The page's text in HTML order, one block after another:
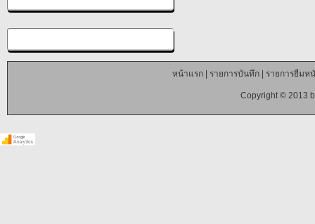
หน้าแรก| รายการบันทึก| รายการยืมห
Copyright © 2013